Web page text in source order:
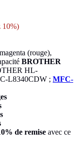
10%)
(rouge),
BROTHER
HL-
L8340CDW ; MFC-
de remise avec ce